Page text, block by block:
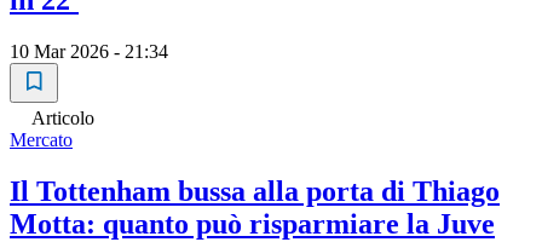
10 Mar 2026 - 21:34
Articolo
Mercato
Il Tottenham bussa alla porta di Thiago
Motta: quanto può risparmiare la Juve